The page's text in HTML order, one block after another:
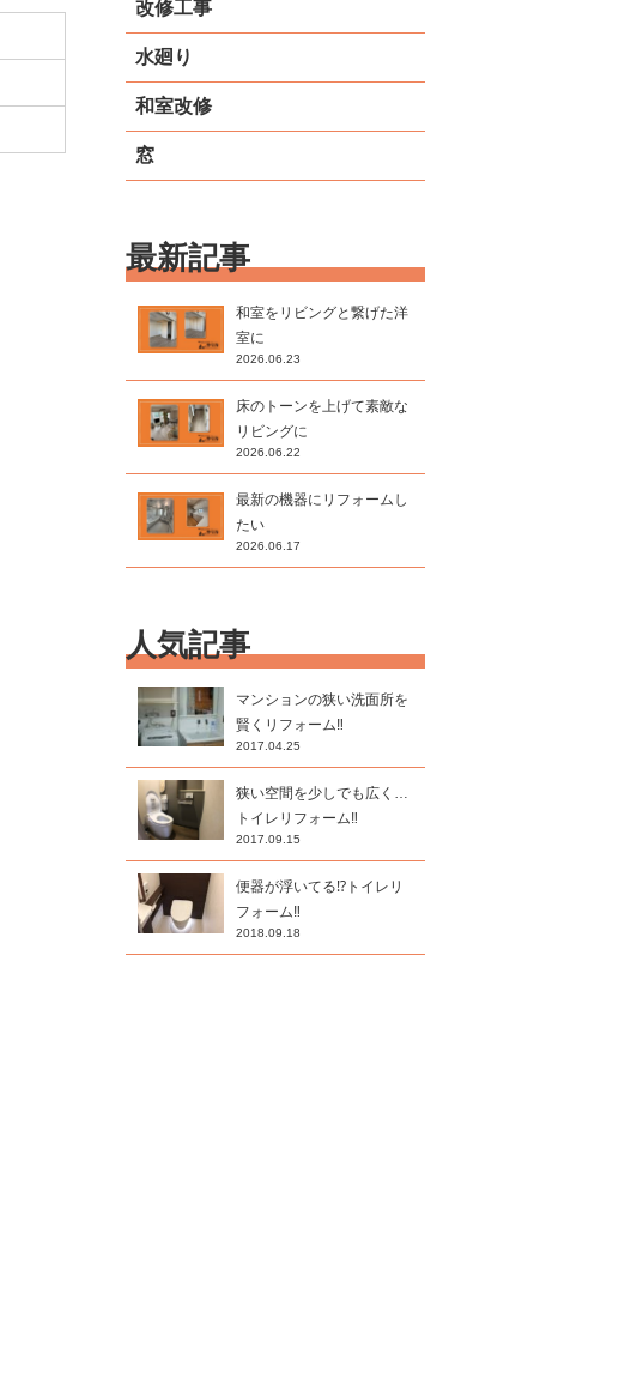
改修工事
水廻り
和室改修
窓
最新記事
和室をリビングと繋げた洋
室に
2026.06.23
床のトーンを上げて素敵な
リビングに
2026.06.22
最新の機器にリフォームし
たい
2026.06.17
人気記事
マンションの狭い洗面所を
賢くリフォーム‼
2017.04.25
狭い空間を少しでも広く…
トイレリフォーム‼
2017.09.15
便器が浮いてる⁉トイレリ
フォーム‼
2018.09.18